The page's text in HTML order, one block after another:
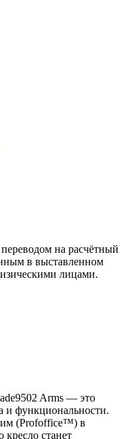
на расчётный
в выставленном
лицами.
Arms — это
и функциональности.
(Profoffice™) в
кресло станет